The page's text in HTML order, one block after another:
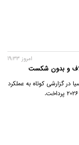
امروز 19:33
در گزارشی کوتاه به عملکرد